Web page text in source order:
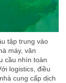
tập trung vào
máy, văn
cầu nhìn toàn
logistics, điều
cung cấp dịch